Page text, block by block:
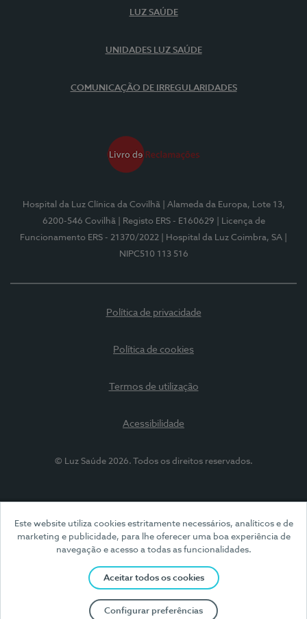
Este website utiliza cookies estritamente necessários, analíticos e de
marketing e publicidade, para lhe oferecer uma boa experiência de
navegação e acesso a todas as funcionalidades.
Aceitar todos os cookies
Configurar preferências
LUZ SAÚDE
UNIDADES LUZ SAÚDE
COMUNICAÇÃO DE IRREGULARIDADES
Hospital da Luz Clínica da Covilhã
| Alameda da Europa, Lote 13,
6200-546 Covilhã
| Registo ERS - E160629
| Licença de
Funcionamento ERS - 21370/2022
| Hospital da Luz Coimbra, SA
NIPC510 113 516
Política de privacidade
Política de cookies
Termos de utilização
Acessibilidade
© Luz Saúde 2026. Todos os direitos reservados.